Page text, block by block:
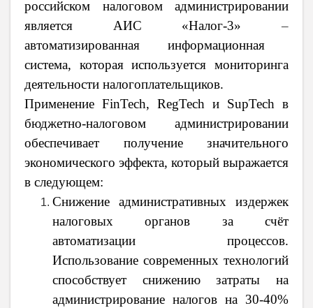
российском налоговом администрировании
является АИС «Налог-3»–
автоматизированная информационная
система, которая используется мониторинга
деятельности налогоплательщиков.
Применение FinTech, RegTech и SupTech в
бюджетно-налоговом администрировании
обеспечивает получение значительного
экономического эффекта, который выражается
в следующем:
Снижение административных издержек
налоговых органов за счёт
автоматизации процессов.
Использование современных технологий
способствует снижению затраты на
администрирование налогов на 30-40%